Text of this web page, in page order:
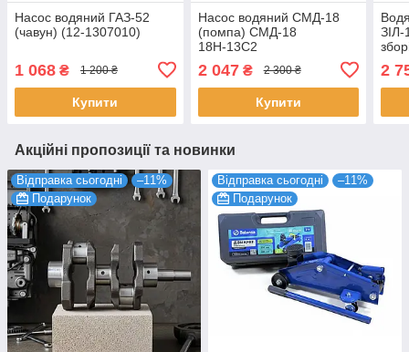
Насос водяний ГАЗ-52
(чавун) (12-1307010)
1 068 ₴ 1 200 ₴
Купити
Насос водяний СМД-18
(помпа) СМД-18
18Н-13С2
2 047₴ 2 300 ₴
Купити
2
Акційні пропозиції та новинки
Відправка сьогодні
–11%
Подарунок
Відправка сьогодні
–11%
Подарунок